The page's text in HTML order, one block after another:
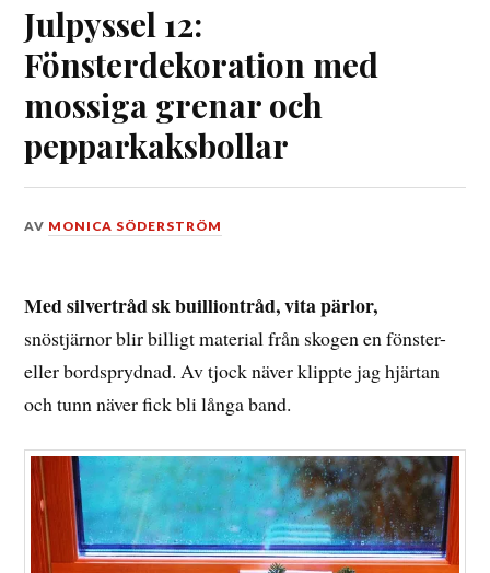
Julpyssel 12:
Fönsterdekoration med
mossiga grenar och
pepparkaksbollar
DEN
2014
AV MONICA SÖDERSTRÖM
Med silvertråd sk builliontråd, vita pärlor,
snöstjärnor blir billigt material från skogen en fönster-
eller bordsprydnad. Av tjock näver klippte jag hjärtan
och tunn näver fick bli långa band.